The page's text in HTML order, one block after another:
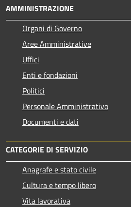
AMMINISTRAZIONE
Organi di Governo
Aree Amministrative
Uffici
Enti e fondazioni
Politici
Personale Amministrativo
Documenti e dati
CATEGORIE DI SERVIZIO
Anagrafe e stato civile
Cultura e tempo libero
Vita lavorativa